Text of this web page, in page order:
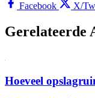
Facebook X/
Gerelateerde
Hoeveel